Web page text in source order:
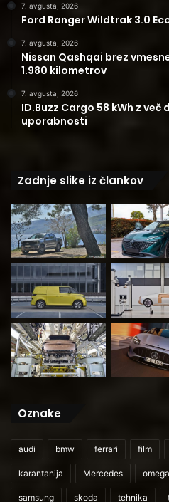
7. avgusta, 2026
Ford Ranger Wildtrak 3.0
7. avgusta, 2026
Nissan Qashqai brez
1.980 kilometrov
7. avgusta, 2026
ID.Buzz Cargo 58 kWh z
uporabnosti
Zadnje slike iz člankov
Oznake
audi bmw ferrari film
karantanija Mercedes omega
samsung skoda tehnika